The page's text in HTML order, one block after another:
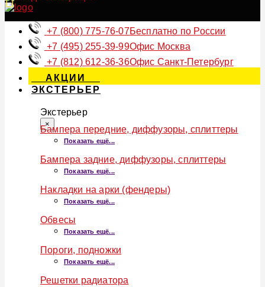
+7 (800) 775-76-07Бесплатно по России
+7 (495) 255-39-99Офис Москва
+7 (812) 612-36-36Офис Санкт-Петербург
АКЦИИ
ЭКСТЕРЬЕР
Экстерьер
×
Бампера передние, диффузоры, сплиттеры
Показать ещё...
Бампера задние, диффузоры, сплиттеры
Показать ещё...
Накладки на арки (фендеры)
Показать ещё...
Обвесы
Показать ещё...
Пороги, подножки
Показать ещё...
Решетки радиатора